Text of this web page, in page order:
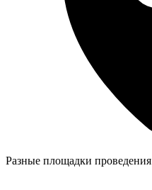
Разные площадки проведения